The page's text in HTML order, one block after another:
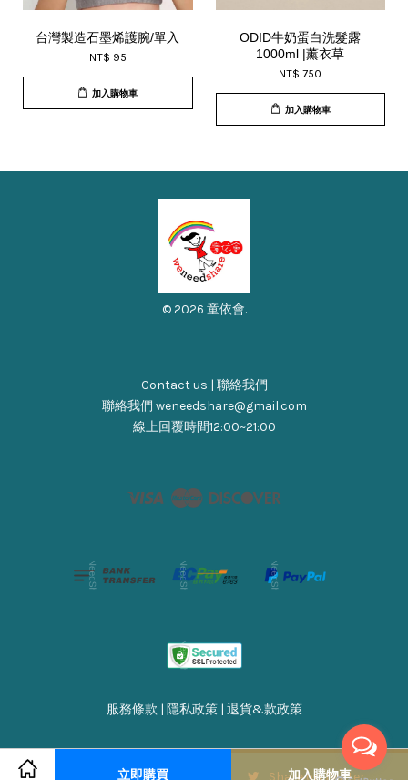
立即購買 加入購物車
台灣製造石墨烯護腕/單入
NT$ 95
加入購物車
ODID牛奶蛋白洗髮露
1000ml |薰衣草
NT$ 750
加入購物車
© 2026 童依會.
Contact us | 聯絡我們
聯絡我們 weneedshare@gmail.com
線上回覆時間12:00~21:00
Visa Master
服務條款 | 隱私政策| 退貨&款政策
Share on Facebook Share on Twitter